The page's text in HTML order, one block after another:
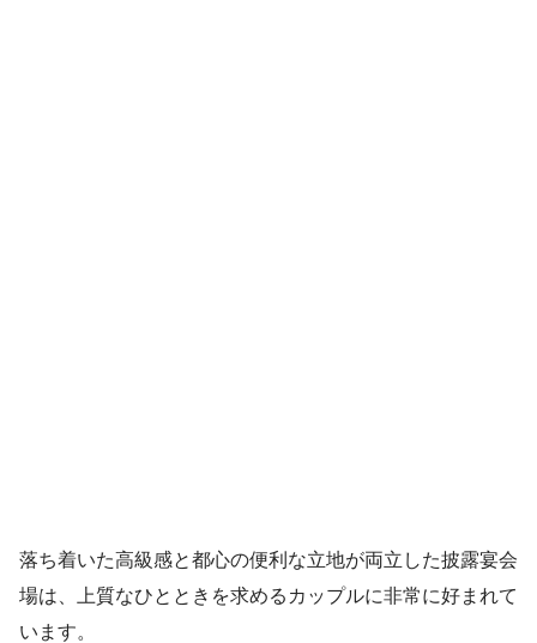
落ち着いた高級感と都心の便利な立地が両立した披露宴会
場は、上質なひとときを求めるカップルに非常に好まれて
います。